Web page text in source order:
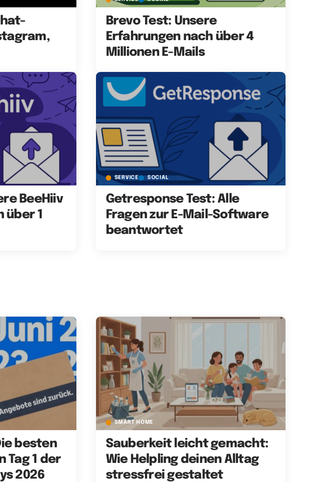
Brevo Test: Unsere
Erfahrungen nach über 4
Millionen E-Mails
BeeHiiv
über 1
SERVICE SOCIAL
Getresponse Test: Alle
Fragen zur E-Mail-Software
beantwortet
besten
Tag 1 der
2026
SMART HOME
Sauberkeit leicht gemacht:
Wie Helpling deinen Alltag
stressfrei gestaltet